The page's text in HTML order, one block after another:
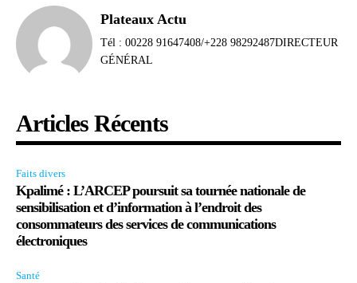
Plateaux Actu
Tél : 00228 91647408/+228 98292487DIRECTEUR
GÉNÉRAL
Articles Récents
Faits divers
Kpalimé : L’ARCEP poursuit sa tournée nationale de
sensibilisation et d’information à l’endroit des
consommateurs des services de communications
électroniques
Santé